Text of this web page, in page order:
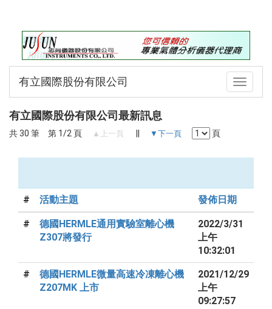
儀
器
論
Toggle
有立國際股份有限公司
有立國際股份有限公司最新訊息
共 30 筆 第 1/2 頁 ▲上一頁 ▼下一頁 頁
# 活動主題 發佈日期
#
德國HERMLE通用實驗室離心機
Z307將發行
2022/3/31
上午
10:32:01
#
德國HERMLE微量高速冷凍離心機
Z207MK 上市
2021/12/29
上午
09:27:57